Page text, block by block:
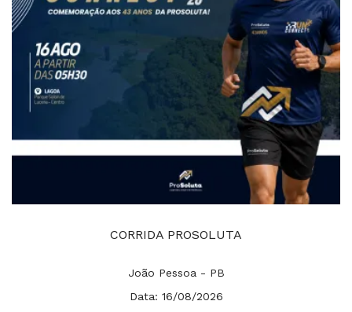
CORRIDA PROSOLUTA
João Pessoa - PB
Data: 16/08/2026